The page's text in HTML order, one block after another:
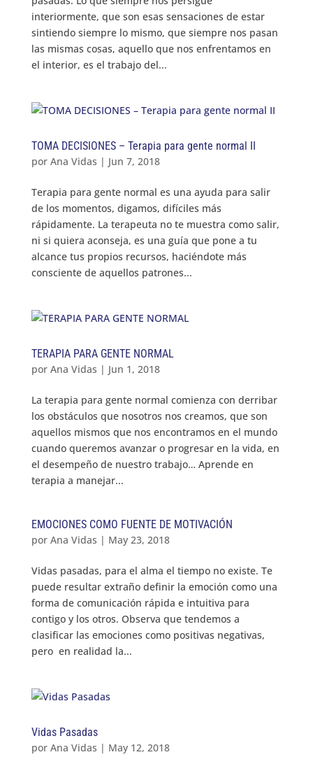
interiormente, que son esas sensaciones de estar
sintiendo siempre lo mismo, que siempre nos pasan
las mismas cosas, aquello que nos enfrentamos en
el interior, es el trabajo del...
TOMA DECISIONES – Terapia para gente normal II
por Ana Vidas | Jun 7, 2018
Terapia para gente normal es una ayuda para salir
de los momentos, digamos, difíciles más
rápidamente. La terapeuta no te muestra como salir,
ni si quiera aconseja, es una guía que pone a tu
alcance tus propios recursos, haciéndote más
consciente de aquellos patrones...
TERAPIA PARA GENTE NORMAL
por Ana Vidas | Jun 1, 2018
La terapia para gente normal comienza con derribar
los obstáculos que nosotros nos creamos, que son
aquellos mismos que nos encontramos en el mundo
cuando queremos avanzar o progresar en la vida, en
el desempeño de nuestro trabajo… Aprende en
terapia a manejar...
EMOCIONES COMO FUENTE DE MOTIVACIÓN
por Ana Vidas | May 23, 2018
Vidas pasadas, para el alma el tiempo no existe. Te
puede resultar extraño definir la emoción como una
forma de comunicación rápida e intuitiva para
contigo y los otros. Observa que tendemos a
clasificar las emociones como positivas negativas,
pero en realidad la...
Vidas Pasadas
por Ana Vidas | May 12, 2018